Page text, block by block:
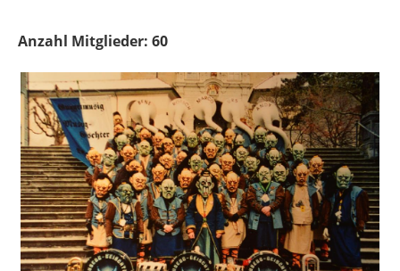
Anzahl Mitglieder: 60